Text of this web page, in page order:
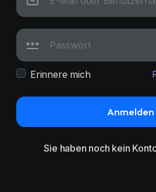
Erinnere mich
Anmelden
Sie haben noch kein